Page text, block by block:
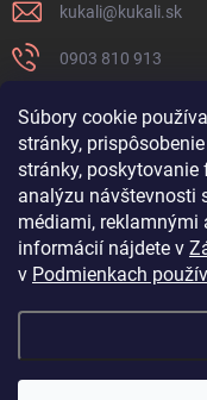
Súbory cookie
stránky,
stránky,
analýzu návštevnosti
médiami,
informácií nájdete v
v Podmienkach
kukali@kukali.sk
0903 810 913
Nenechajte si ujsť
kukalishop
Copyright 2026